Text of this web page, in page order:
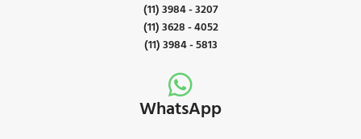
(11) 3984 - 3207
(11) 3628 - 4052
(11) 3984 - 5813
WhatsApp